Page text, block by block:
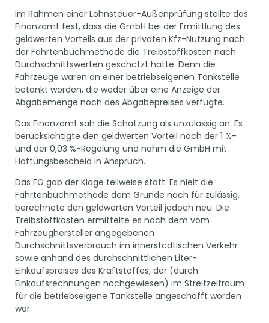
Im Rahmen einer Lohnsteuer-Außenprüfung stellte das
Finanzamt fest, dass die GmbH bei der Ermittlung des
geldwerten Vorteils aus der privaten Kfz-Nutzung nach
der Fahrtenbuchmethode die Treibstoffkosten nach
Durchschnittswerten geschätzt hatte. Denn die
Fahrzeuge waren an einer betriebseigenen Tankstelle
betankt worden, die weder über eine Anzeige der
Abgabemenge noch des Abgabepreises verfügte.
Das Finanzamt sah die Schätzung als unzulässig an. Es
berücksichtigte den geldwerten Vorteil nach der 1 %-
und der 0,03 %-Regelung und nahm die GmbH mit
Haftungsbescheid in Anspruch.
Das FG gab der Klage teilweise statt. Es hielt die
Fahrtenbuchmethode dem Grunde nach für zulässig,
berechnete den geldwerten Vorteil jedoch neu. Die
Treibstoffkosten ermittelte es nach dem vom
Fahrzeughersteller angegebenen
Durchschnittsverbrauch im innerstädtischen Verkehr
sowie anhand des durchschnittlichen Liter-
Einkaufspreises des Kraftstoffes, der (durch
Einkaufsrechnungen nachgewiesen) im Streitzeitraum
für die betriebseigene Tankstelle angeschafft worden
war.